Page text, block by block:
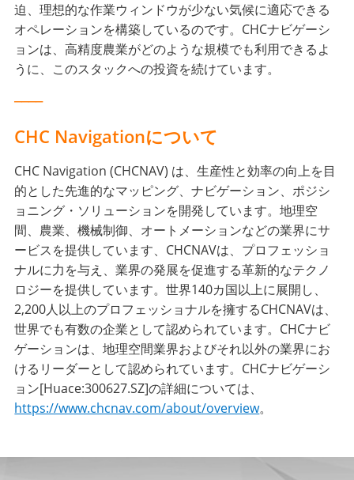
迫、理想的な作業ウィンドウが少ない気候に適応できる
オペレーションを構築しているのです。CHCナビゲーシ
ョンは、高精度農業がどのような規模でも利用できるよ
うに、このスタックへの投資を続けています。
CHC Navigationについて
CHC Navigation (CHCNAV) は、生産性と効率の向上を目
的とした先進的なマッピング、ナビゲーション、ポジシ
ョニング・ソリューションを開発しています。地理空
間、農業、機械制御、オートメーションなどの業界にサ
ービスを提供しています、CHCNAVは、プロフェッショ
ナルに力を与え、業界の発展を促進する革新的なテクノ
ロジーを提供しています。世界140カ国以上に展開し、
2,200人以上のプロフェッショナルを擁するCHCNAVは、
世界でも有数の企業として認められています。CHCナビ
ゲーションは、地理空間業界およびそれ以外の業界にお
けるリーダーとして認められています。CHCナビゲーシ
ョン[Huace:300627.SZ]の詳細については、
https://www.chcnav.com/about/overview。